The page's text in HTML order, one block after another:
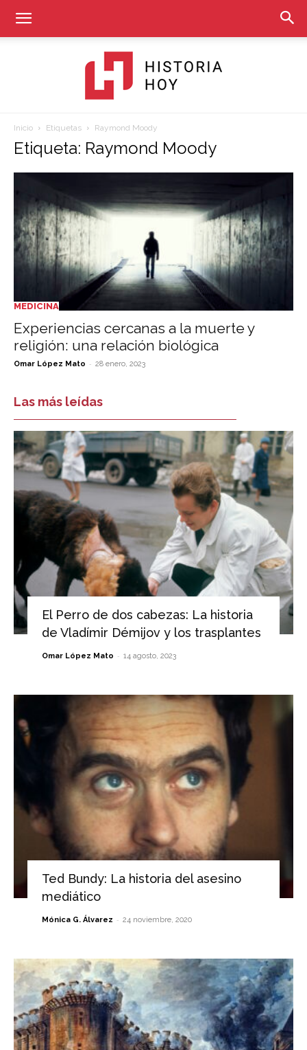
Historia
Hoy
Inicio Etiquetas Raymond Moody
Etiqueta: Raymond Moody
MEDICINA
Experiencias cercanas a la muerte y
religión: una relación biológica
Omar López Mato - 28 enero, 2023
Las más leídas
El Perro de dos cabezas: La historia
de Vladímir Démijov y los trasplantes
Omar López Mato - 14 agosto, 2023
Ted Bundy: La historia del asesino
mediático
Mónica G. Álvarez - 24 noviembre, 2020